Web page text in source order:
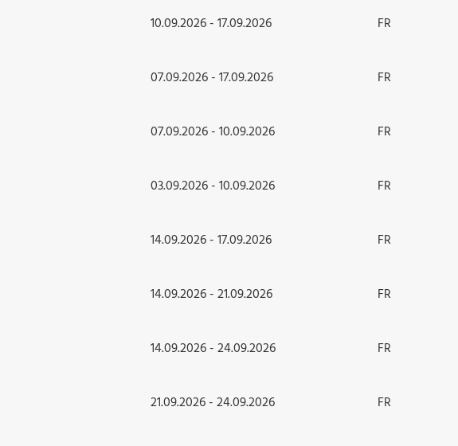
10.09.2026 - 17.09.2026 FR
07.09.2026 - 17.09.2026 FR
07.09.2026 - 10.09.2026 FR
03.09.2026 - 10.09.2026 FR
14.09.2026 - 17.09.2026 FR
14.09.2026 - 21.09.2026 FR
14.09.2026 - 24.09.2026 FR
21.09.2026 - 24.09.2026 FR